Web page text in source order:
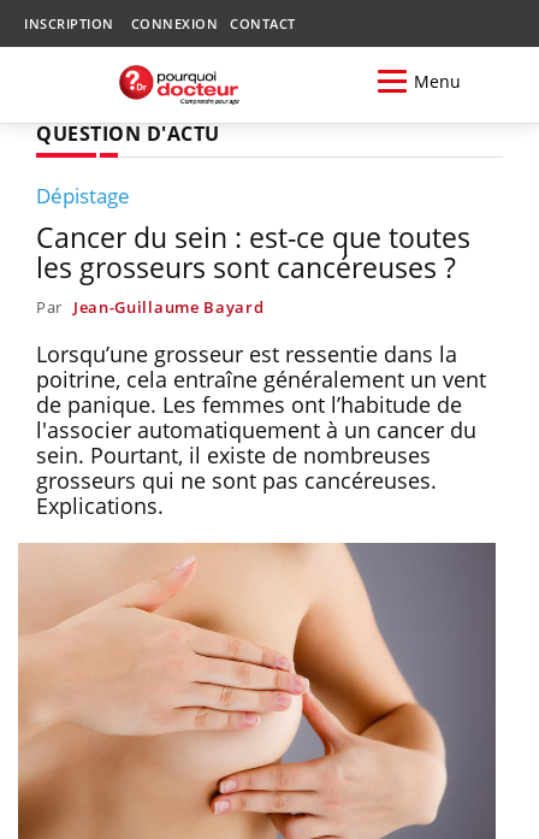
INSCRIPTION CONNEXION CONTACT
Menu
QUESTION D'ACTU
Dépistage
Cancer du sein : est-ce que toutes
les grosseurs sont cancéreuses ?
Par Jean-Guillaume Bayard
Lorsqu’une grosseur est ressentie dans la
poitrine, cela entraîne généralement un vent
de panique. Les femmes ont l’habitude de
l'associer automatiquement à un cancer du
sein. Pourtant, il existe de nombreuses
grosseurs qui ne sont pas cancéreuses.
Explications.